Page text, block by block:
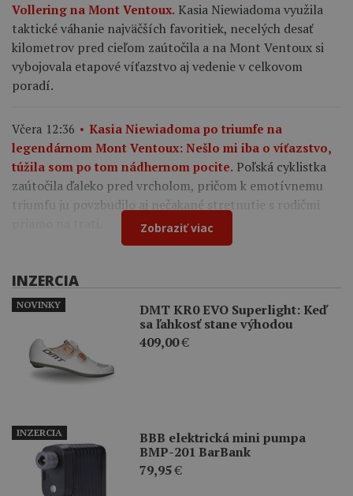
Vollering na Mont Ventoux. Kasia Niewiadoma využila
taktické váhanie najväčších favoritiek, necelých desať
kilometrov pred cieľom zaútočila a na Mont Ventoux si
vybojovala etapové víťazstvo aj vedenie v celkovom
poradí.
Včera 12:36
Kasia Niewiadoma po triumfe na
legendárnom Mont Ventoux: Nešlo mi iba o víťazstvo,
túžila som po tom nádhernom pocite. Poľská cyklistka
zaútočila ďaleko pred vrcholom, pričom k emotívnemu
triumfu ju povzbudilo aj nečakané stretnutie s rodičmi
Zobraziť viac
INZERCIA
DMT KR0 EVO Superlight: Keď
sa ľahkosť stane výhodou
409,00€
NOVINKY
BBB elektrická mini pumpa
BMP-201 BarBank
79,95€
INZERCIA